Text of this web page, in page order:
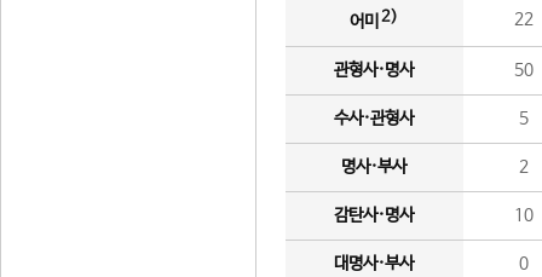
어미 2) 22
관형사·명사 50
수사·관형사 5
명사·부사 2
감탄사·명사 10
대명사·부사 0